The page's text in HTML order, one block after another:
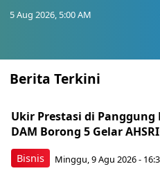
5 Aug 2026, 5:00 AM
Berita Terkini
Bisnis
Ukir Prestasi di Panggung
DAM Borong 5 Gelar
Minggu, 9 Agu 2026 -